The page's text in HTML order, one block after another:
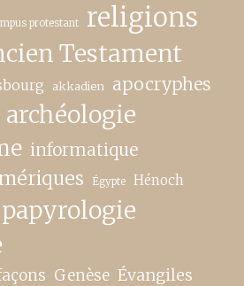
protestant religions
Testament
akkadien apocryphes
archéologie
informatique
Égypte Hénoch
Genèse Évangiles